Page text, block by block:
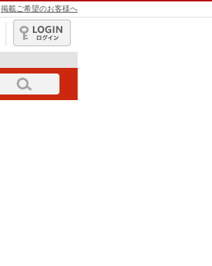
掲載ご希望のお客様へ
ログイン